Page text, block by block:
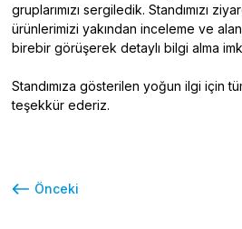
gruplarımızı sergiledik. Standımızı
ürünlerimizi yakından inceleme ve
birebir görüşerek detaylı bilgi alma
Standımıza gösterilen yoğun ilgi için
teşekkür ederiz.
Önceki